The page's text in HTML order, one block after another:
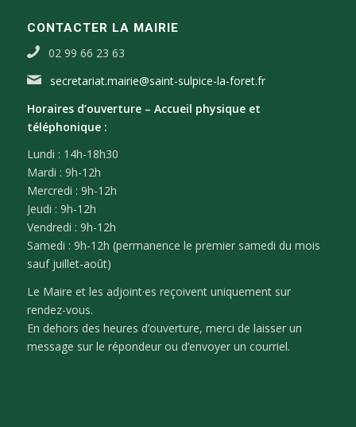
CONTACTER LA MAIRIE
02 99 66 23 63
secretariat.mairie@saint-sulpice-la-foret.fr
Horaires d’ouverture – Accueil physique et
téléphonique :
Lundi : 14h-18h30
Mardi : 9h-12h
Mercredi : 9h-12h
Jeudi : 9h-12h
Vendredi : 9h-12h
Samedi : 9h-12h (permanence le premier samedi du mois
sauf juillet-août)
Le Maire et les adjoint·es reçoivent uniquement sur
rendez-vous.
En dehors des heures d’ouverture, merci de laisser un
message sur le répondeur ou d’envoyer un courriel.